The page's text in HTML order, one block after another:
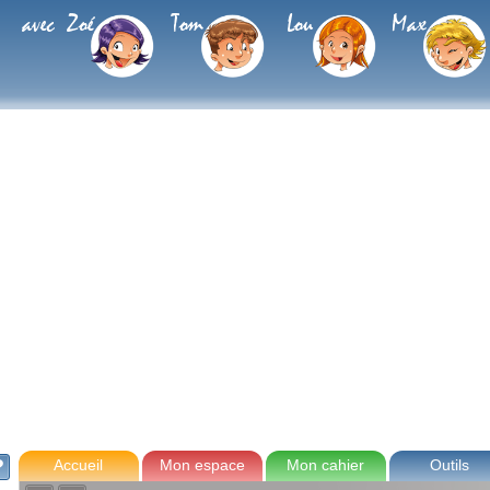
avec Zoé Tom Lou Max
Accueil Mon espace Mon cahier Outils